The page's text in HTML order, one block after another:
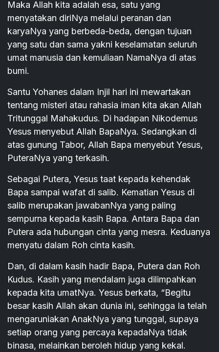
Maka Allah kita adalah esa, satu yang
menyatakan diriNya melalui peranan dan
karyaNya yang berbeda-beda, dengan tujuan
yang satu dan sama yakni keselamatan seluruh
umat manusia dan kemuliaan NamaNya di atas
bumi.
Santu Yohanes dalam Injil hari ini mewartakan
tentang misteri atau rahasia iman kita akan Allah
Tritunggal Mahakudus. Di hadapan Nikodemus
Yesus menyebut Allah BapaNya. Sedangkan di
atas gunung Tabor, Allah Bapa menyebut Yesus,
PuteraNya yang terkasih.
Sebagai Putera, Yesus taat kepada kehendak
Bapa sampai wafat di salib. Kematian Yesus di
salib merupakan jawabanNya yang paling
sempurna kepada kasih Bapa. Antara Bapa dan
Putera ada hubungan cinta yang mesra. Keduanya
menyatu dalam Roh cinta kasih.
Dan, di dalam kasih hadir Bapa, Putera dan Roh
Kudus. Kasih yang mendalam juga dilimpahkan
kepada kita umatNya. Yesus berkata, “Begitu
besar kasih Allah akan dunia ini, sehingga Ia telah
mengaruniakan AnakNya yang tunggal, supaya
setiap orang yang percaya kepadaNya tidak
binasa, melainkan beroleh hidup yang kekal.